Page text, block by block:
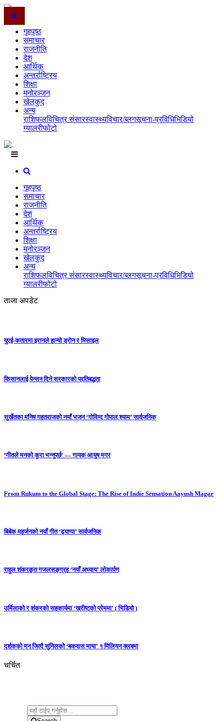
गृहपृष्ठ
समाचार
राजनीति
देश
आर्थिक
अन्तर्राष्ट्रिय
शिक्षा
मनोरञ्जन
खेलकुद
अन्य
राशिफलविचित्र संसारस्वास्थ्यविचार/ब्लगसूचना-प्रविधिभिडियो
ग्यालरीफोटो
गृहपृष्ठ
समाचार
राजनीति
देश
आर्थिक
अन्तर्राष्ट्रिय
शिक्षा
मनोरञ्जन
खेलकुद
अन्य
राशिफलविचित्र संसारस्वास्थ्यविचार/ब्लगसूचना-प्रविधिभिडियो
ग्यालरीफोटो
ताजा अपडेट
युएई-कतारमा इरानले हान्यो ड्रोन र मिसाइल
किसानलाई पेन्सन दिने सरकारको प्रतिबद्धता
सुर्खेतका मनिष गहतराजको नयाँ भजन ‘गोविन्द गोपाल श्याम’ सार्वजनिक
‘गीतले मनको कुरा भन्नुपर्छ’ — गायक आयुष मगर
From Rukum to the Global Stage: The Rise of Indie Sensation Aayush Magar
बिबेक महर्जनको नयाँ गीत ‘ढ्याप्पा’ सार्वजनिक
राहुल शंकरकृत गजलसङ्ग्रह ‘नयाँ अध्याय’ लोकार्पण
उर्मिलाको र शंकरको सहकार्यमा ‘ख्रीष्टको प्रेममा’ ( भिडियो )
दर्शकको मन जित्दै सुनिलको ‘बकवास माया’ १ मिलियन क्लबमा
चर्चित